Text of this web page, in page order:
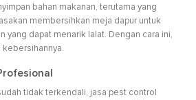
bahan makanan, terutama yang
membersihkan meja dapur untuk
yang dapat menarik lalat. Dengan cara ini,
kebersihannya.
tidak terkendali, jasa pest control